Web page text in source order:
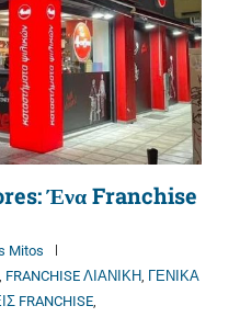
Ένα Franchise
Mitos
FRANCHISE ΛΙΑΝΙΚΗ ΓΕΝΙΚΑ
FRANCHISE